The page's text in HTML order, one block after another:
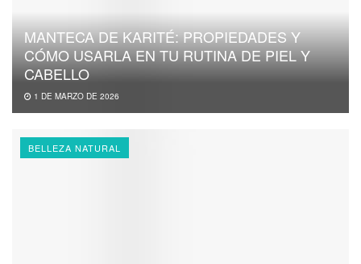
MANTECA DE KARITÉ: PROPIEDADES Y
CÓMO USARLA EN TU RUTINA DE PIEL Y
CABELLO
1 DE MARZO DE 2026
BELLEZA NATURAL